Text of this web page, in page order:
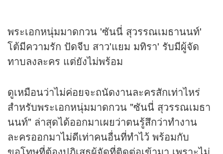
พระเอกหนุ่มมาดกวน 'ซันนี่ สุวรรณเมธานนท์'
โต้มีความรัก ปัดจีบ สาว'แยม มทิรา' รับมีผู้จัด
ทาบลงละคร แต่ยังไม่พร้อม
ดูเหมือนว่าไม่ค่อยจะถนัดงานละครสักเท่าไหร่
สำหรับพระเอกหนุ่มมาดกวน "ซันนี่ สุวรรณเมธา
นนท์" ล่าสุดได้ออกมาเผยว่าตนรู้สึกว่าทำงาน
ละครออกมาไม่ดีเท่าคนอื่นที่ทำไว้ พร้อมกับ